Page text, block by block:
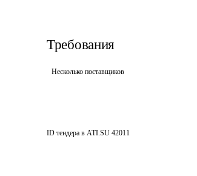
Требования
Несколько поставщиков
ID тендера в ATI.SU 42011